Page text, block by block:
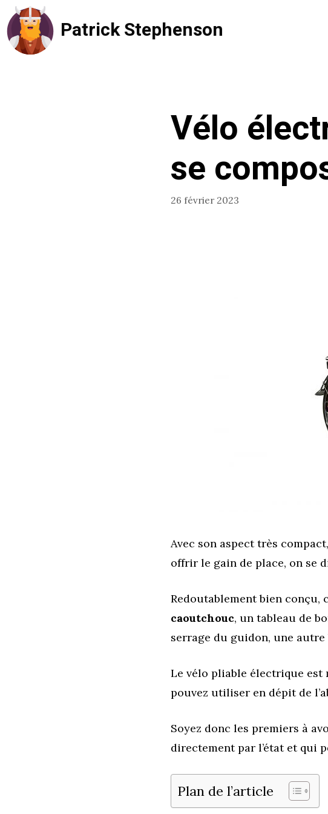
Aller
au
contenu
Patrick Stephenson
Vélo
se
26 février 2023
Avec son aspect très
offrir le gain de place, on se
Redoutablement bien conçu,
caoutchouc, un tableau de
serrage du guidon, une
Le vélo pliable électrique est
pouvez utiliser en dépit de
Soyez donc les premiers à
directement par l’état et qui
Plan de l’article